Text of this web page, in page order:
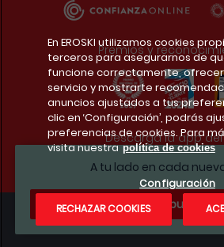
A tu lado en cada
¿Te apuntas?
Premios y
Descarga la app
Condiciones legales
En EROSKI utilizamos cookies
terceros para asegurarnos de
funcione correctamente,
servicio y mostrarte
anuncios ajustados a tus
clic en ‘Configuración’, podrás
preferencias de cookies. Para
visita nuestra política de cookies
Configuración
RECHAZAR COOKIES